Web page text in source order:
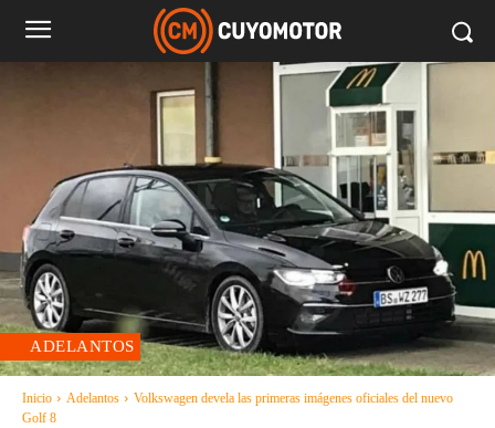
ADELANTOS
Inicio Adelantos
Volkswagen devela las primeras imágenes oficiales del nuevo
Golf 8